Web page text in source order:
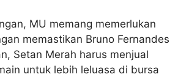
MU memang memerlukan
memastikan Bruno Fernandes
Setan Merah harus menjual
untuk lebih leluasa di bursa